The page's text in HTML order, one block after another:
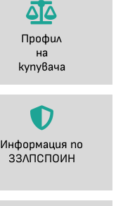
Профил
на
купувача
Информация по
ЗЗЛПСПОИН